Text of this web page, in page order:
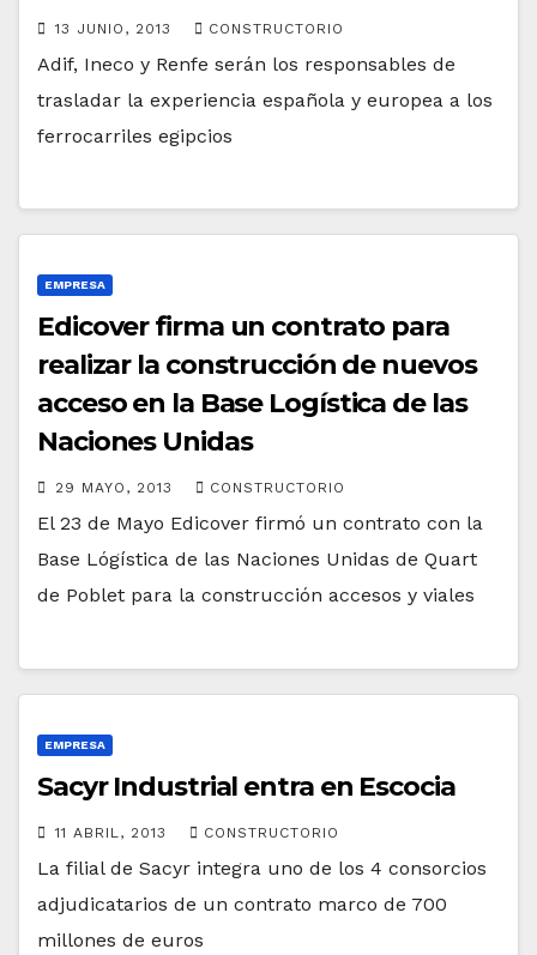
13 JUNIO, 2013 CONSTRUCTORIO
Adif, Ineco y Renfe serán los responsables de
trasladar la experiencia española y europea a los
ferrocarriles egipcios
EMPRESA
Edicover firma un contrato para
realizar la construcción de nuevos
acceso en la Base Logística de las
Naciones Unidas
29 MAYO, 2013 CONSTRUCTORIO
El 23 de Mayo Edicover firmó un contrato con la
Base Lógística de las Naciones Unidas de Quart
de Poblet para la construcción accesos y viales
EMPRESA
Sacyr Industrial entra en Escocia
11 ABRIL, 2013 CONSTRUCTORIO
La filial de Sacyr integra uno de los 4 consorcios
adjudicatarios de un contrato marco de 700
millones de euros